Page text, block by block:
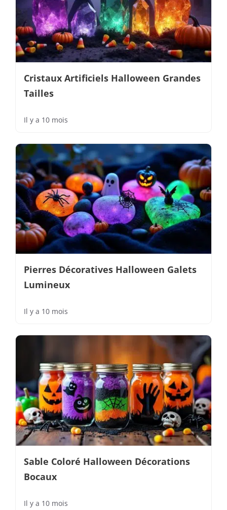
Cristaux Artificiels Halloween Grandes
Tailles
Il y a 10 mois
Pierres Décoratives Halloween Galets
Lumineux
Il y a 10 mois
Sable Coloré Halloween Décorations
Bocaux
Il y a 10 mois